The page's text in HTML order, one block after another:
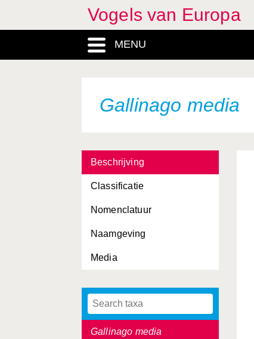
Vogels van Europa
MENU
Gallinago media
Beschrijving
Classificatie
Nomenclatuur
Naamgeving
Media
Ficedula albicollis
Ficedula hypoleuca
Fratercula arctica
Fringilla montifringilla
Fulica atra
Fulica cristata
Fulmarus glacialis
Galerida cristata
Gallinago gallinago
Gallinago media